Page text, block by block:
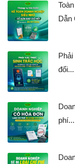
Dẫn
đổi...
phí...